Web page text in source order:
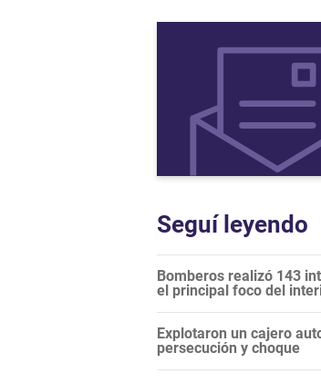
Seguí leyendo
Bomberos realizó 143
el principal foco del
Explotaron un cajero
persecución y choque